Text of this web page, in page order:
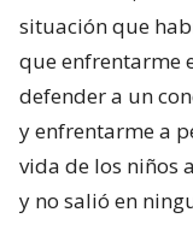
situación que
que enfrentarme
defender a un
y enfrentarme a
vida de los niños
y no salió en